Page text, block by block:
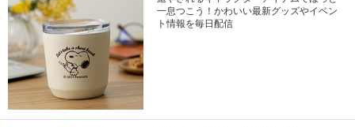
一息つこう！かわいい最新グッズやイベン
ト情報を毎日配信